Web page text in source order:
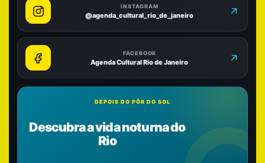
INSTAGRAM
@agenda_cultural_rio_de_janeiro
FACEBOOK
Agenda Cultural Rio de Janeiro
DEPOIS DO PÔR DO SOL
Descubra a vida noturna do
Rio